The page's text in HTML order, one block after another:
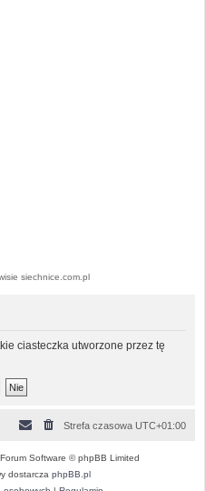
siechnice.com.pl
ciasteczka utworzone przez tę
Strefa czasowa UTC+01:00
Software © phpBB Limited
dostarcza phpBB.pl